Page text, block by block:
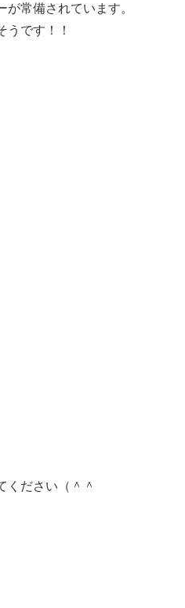
常備されています。
です！！
ください（＾＾